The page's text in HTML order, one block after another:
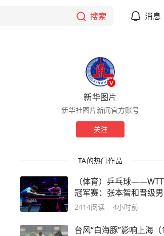
搜索 消息
新华图片
新华社图片新闻官方账号
关注
TA的热门作品
（体育）乒乓球
冠军赛：张本智和晋级男
赛
2414阅读 4小时前
台风“白海豚”影响上海（